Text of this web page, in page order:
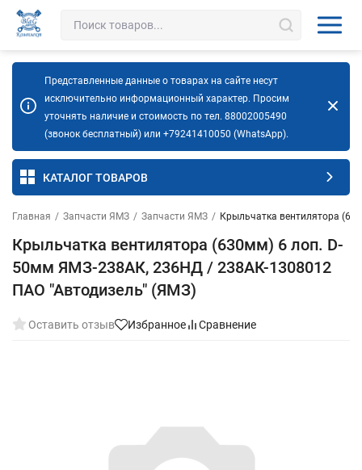
Представленные данные о товарах на сайте несут
исключительно информационный характер. Просим
уточнять наличие и стоимость по тел. 88002005490
(звонок бесплатный) или +79241410050 (WhatsApp).
КАТАЛОГ ТОВАРОВ
Главная / Запчасти ЯМЗ / Запчасти ЯМЗ / Крыльчатка вентилятора
Крыльчатка вентилятора (630мм) 6 лоп. D-
50мм ЯМЗ-238АК, 236НД / 238АК-1308012
ПАО "Автодизель" (ЯМЗ)
Оставить отзыв Избранное Сравнение